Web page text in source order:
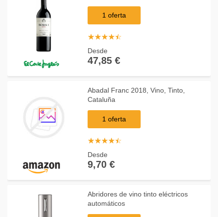
1 oferta
☆☆☆☆☆
★★★★★
Desde
47,85 €
Abadal Franc 2018, Vino, Tinto,
Cataluña
1 oferta
☆☆☆☆☆
★★★★★
Desde
9,70 €
Abridores de vino tinto eléctricos
automáticos